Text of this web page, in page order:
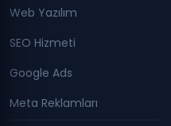
Web Yazılım
SEO Hizmeti
Google Ads
Meta Reklamları